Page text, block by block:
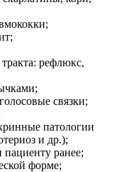
рефлюкс,
связки;
патологии
и др.);
пациенту ранее;
форме;